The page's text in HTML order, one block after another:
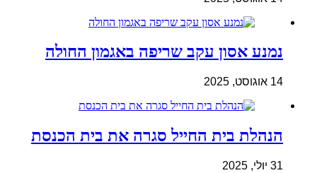
נמנע אסון עקב שריפה באגמון החולה
14 אוגוסט, 2025
הנהלת בית החייל סגרה את בית הכנסת
31 יולי, 2025